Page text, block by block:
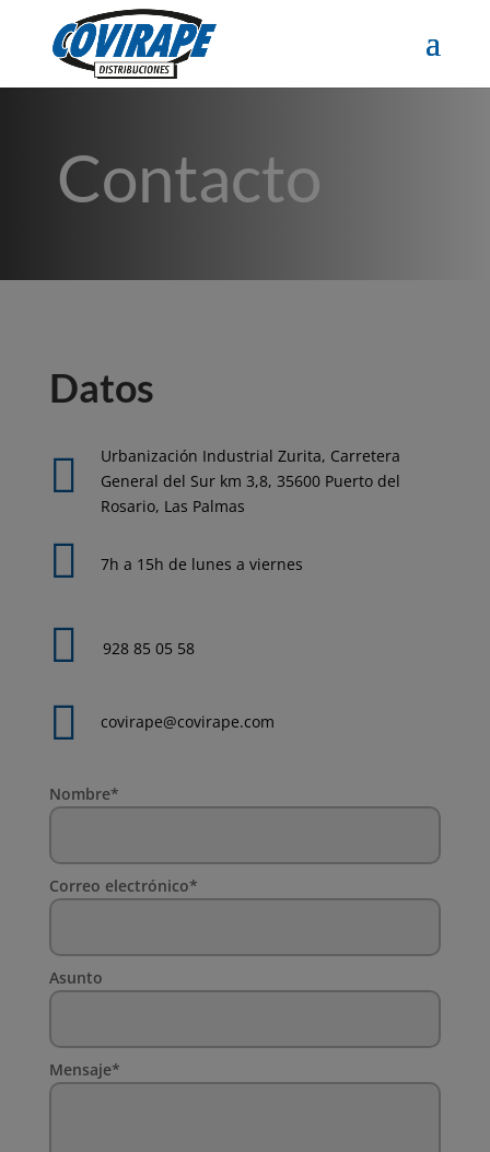
Contacto
Datos

Urbanización Industrial Zurita, Carretera
General del Sur km 3,8, 35600 Puerto del
Rosario, Las Palmas
 7h a 15h de lunes a viernes
 928 85 05 58
 covirape@covirape.com
Nombre*
Correo electrónico*
Asunto
Mensaje*